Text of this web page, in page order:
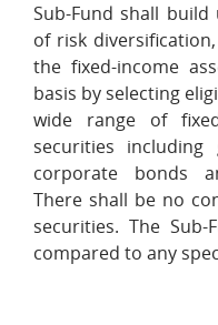
Sub-Fund shall
of risk
the fixed-income
basis by selecting
wide range of
securities including
corporate bonds
There shall be no
securities. The
compared to any